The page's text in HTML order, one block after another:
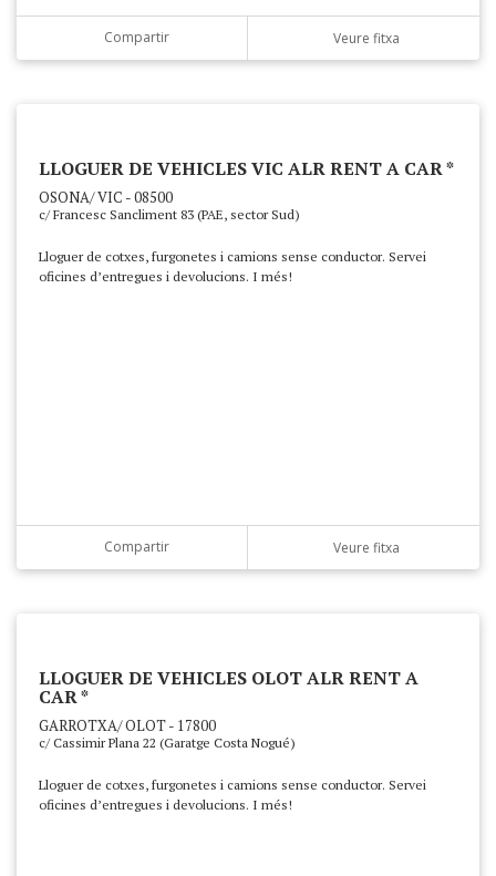
Compartir Veure fitxa
LLOGUER DE VEHICLES VIC ALR RENT A CAR *
OSONA/ VIC - 08500
c/ Francesc Sancliment 83 (PAE, sector Sud)
Lloguer de cotxes, furgonetes i camions sense conductor. Servei
oficines d’entregues i devolucions. I més!
Compartir Veure fitxa
LLOGUER DE VEHICLES OLOT ALR RENT A
CAR *
GARROTXA/ OLOT - 17800
c/ Cassimir Plana 22 (Garatge Costa Nogué)
Lloguer de cotxes, furgonetes i camions sense conductor. Servei
oficines d’entregues i devolucions. I més!